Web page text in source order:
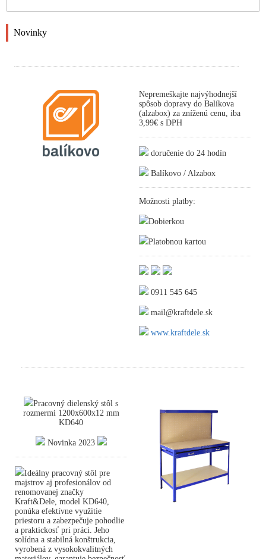
Novinky
Nepremeškajte najvýhodnejší
spôsob dopravy do Balíkova
(alzabox) za zníženú cenu, iba
3,99€ s DPH
doručenie do 24 hodín
Balíkovo / Alzabox
Možnosti platby:
Dobierkou
Platobnou kartou
0911 545 645
mail@kraftdele.sk
www.kraftdele.sk
Pracovný dielenský stôl s
rozmermi 1200x600x12 mm
KD640
Novinka 2023
Ideálny pracovný stôl pre
majstrov aj profesionálov od
renomovanej značky
Kraft&Dele, model KD640,
ponúka efektívne využitie
priestoru a zabezpečuje pohodlie
a praktickosť pri práci. Jeho
solídna a stabilná konštrukcia,
vyrobená z vysokokvalitných